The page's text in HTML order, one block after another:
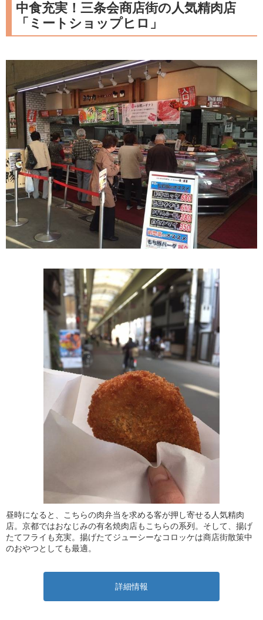
中食充実！三条会商店街の人気精肉店
「ミートショップヒロ」
昼時になると、こちらの肉弁当を求める客が押し寄せる人気精肉
店。京都ではおなじみの有名焼肉店もこちらの系列。そして、揚げ
たてフライも充実。揚げたてジューシーなコロッケは商店街散策中
のおやつとしても最適。
詳細情報